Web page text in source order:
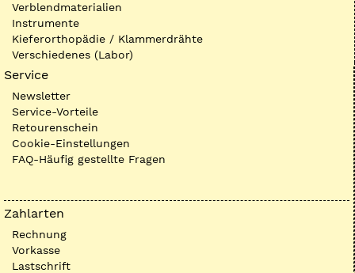
Verblendmaterialien
Instrumente
Kieferorthopädie / Klammerdrähte
Verschiedenes (Labor)
Service
Newsletter
Service-Vorteile
Retourenschein
Cookie-Einstellungen
FAQ-Häufig gestellte Fragen
Zahlarten
Rechnung
Vorkasse
Lastschrift